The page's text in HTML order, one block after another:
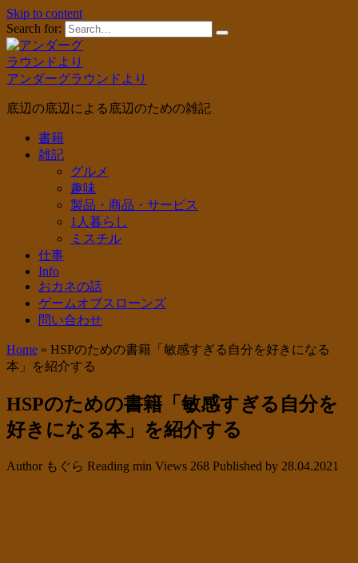
Skip to content
Search for:
アンダーグラウンドより
底辺の底辺による底辺のための雑記
書籍
雑記
グルメ
趣味
製品・商品・サービス
1人暮らし
ミスチル
仕事
Info
おカネの話
ゲームオブスローンズ
問い合わせ
Home » HSPのための書籍「敏感すぎる自分を好きになる
本」を紹介する
HSPのための書籍「敏感すぎる自分を
好きになる本」を紹介する
Authorもぐら Reading min Views 268 Published by 28.04.2021